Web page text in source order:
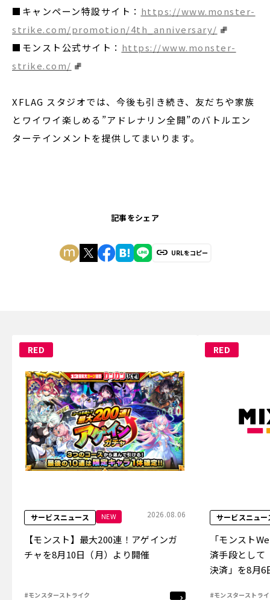
■キャンペーン特設サイト： https://www.monster-
strike.com/promotion/4th_anniversary/
■モンスト公式サイト： https://www.monster-
strike.com/
XFLAG スタジオでは、今後も引き続き、友だちや家族
とワイワイ楽しめる”アドレナリン全開”のバトルエン
ターテインメントを提供してまいります。
記事をシェア
URLをコピー
RED
サービスニュース NEW 2026.08.06
【モンスト】最大200連！アゲインガ
チャを8月10日（月）より開催
#モンスターストライク
RED
サービスニュー
「モンスト
済手段として
決済」を8月6
#モンスターストラ